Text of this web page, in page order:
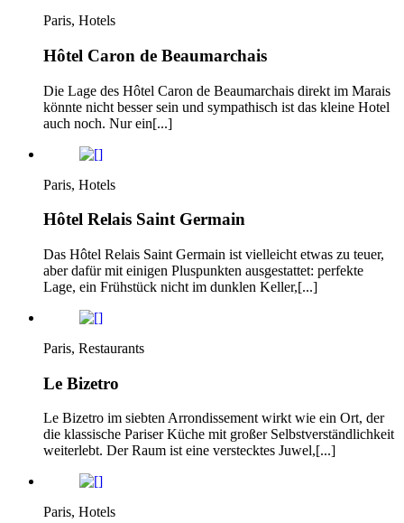
Paris, Hotels
Hôtel Caron de Beaumarchais
Die Lage des Hôtel Caron de Beaumarchais direkt im Marais
könnte nicht besser sein und sympathisch ist das kleine Hotel
auch noch. Nur ein[...]
Paris, Hotels
Hôtel Relais Saint Germain
Das Hôtel Relais Saint Germain ist vielleicht etwas zu teuer,
aber dafür mit einigen Pluspunkten ausgestattet: perfekte
Lage, ein Frühstück nicht im dunklen Keller,[...]
Paris, Restaurants
Le Bizetro
Le Bizetro im siebten Arrondissement wirkt wie ein Ort, der
die klassische Pariser Küche mit großer Selbstverständlichkeit
weiterlebt. Der Raum ist eine verstecktes Juwel,[...]
Paris, Hotels